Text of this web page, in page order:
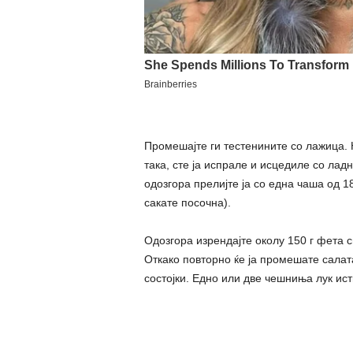
Промешајте ги тестенините со лажица.
така, сте ја испрале и исцедиле со
одозгора прелијте ја со една чаша од
сакате посочна).
Одозгора изрендајте околу 150 г
Откако повторно ќе ја промешате
состојки. Едно или две чешниња лук